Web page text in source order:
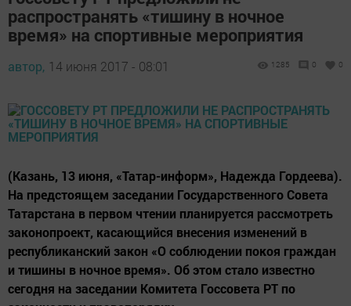
распространять «тишину в ночное
время» на спортивные мероприятия
автор, 14 июня 2017 - 08:01 1285 0 0
(Казань, 13 июня, «Татар-информ», Надежда Гордеева).
На предстоящем заседании Государственного Совета
Татарстана в первом чтении планируется рассмотреть
законопроект, касающийся внесения изменений в
республиканский закон «О соблюдении покоя граждан
и тишины в ночное время». Об этом стало известно
сегодня на заседании Комитета Госсовета РТ по